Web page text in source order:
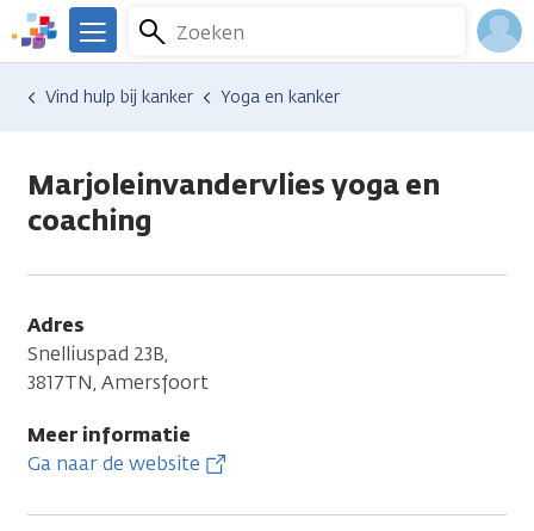
Overslaan
en
naar
We
er
Kanker.nl
Zoeken
Menu
Hulp en ondersteuning
Vind hulp bij kanker Yoga en kanker
Marjoleinvandervlies yoga en
coaching
Adres
Snelliuspad 23B,
3817TN, Amersfoort
Meer informatie
Ga naar de website